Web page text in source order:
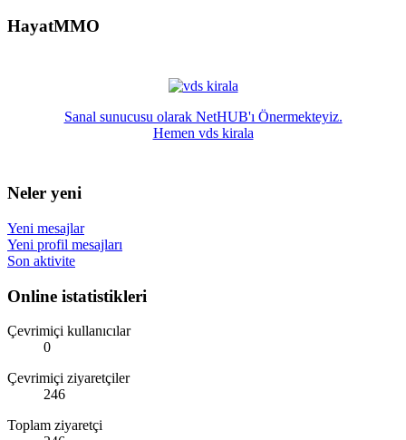
HayatMMO
Sanal sunucusu olarak NetHUB'ı Önermekteyiz.
Hemen vds kirala
Neler yeni
Yeni mesajlar
Yeni profil mesajları
Son aktivite
Online istatistikleri
Çevrimiçi kullanıcılar
0
Çevrimiçi ziyaretçiler
246
Toplam ziyaretçi